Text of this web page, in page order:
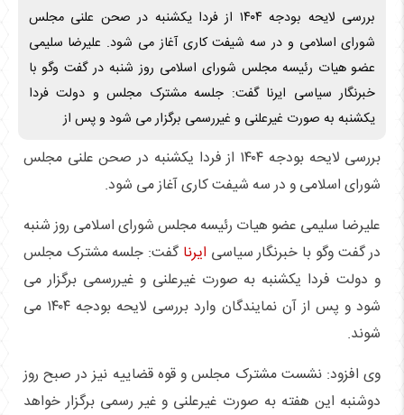
بررسی لایحه بودجه ۱۴۰۴ از فردا یکشنبه در صحن علنی مجلس
شورای اسلامی و در سه شیفت کاری آغاز می شود. علیرضا سلیمی
عضو هیات رئیسه مجلس شورای اسلامی روز شنبه در گفت وگو با
خبرنگار سیاسی ایرنا گفت: جلسه مشترک مجلس و دولت فردا
یکشنبه به صورت غیرعلنی و غیررسمی برگزار می شود و پس از
بررسی لایحه بودجه ۱۴۰۴ از فردا یکشنبه در صحن علنی مجلس
شورای اسلامی و در سه شیفت کاری آغاز می شود.
علیرضا سلیمی عضو هیات رئیسه مجلس شورای اسلامی روز شنبه
در گفت وگو با خبرنگار سیاسی ایرنا گفت: جلسه مشترک مجلس
و دولت فردا یکشنبه به صورت غیرعلنی و غیررسمی برگزار می
شود و پس از آن نمایندگان وارد بررسی لایحه بودجه ۱۴۰۴ می
شوند.
وی افزود: نشست مشترک مجلس و قوه قضاییه نیز در صبح روز
دوشنبه این هفته به صورت غیرعلنی و غیر رسمی برگزار خواهد